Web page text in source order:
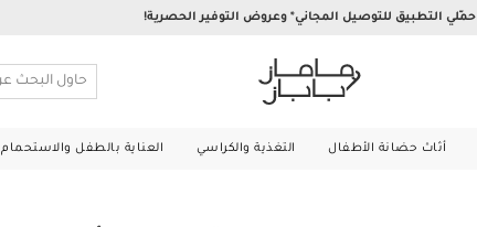
حمّلي التطبيق للتوصيل المجاني* وعروض التوفير الحصرية!
أثاث حضانة الأطفال التغذية والكراسي العناية بالطفل والاستحمام